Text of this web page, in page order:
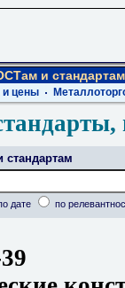
и стандартам
и цены
дате по